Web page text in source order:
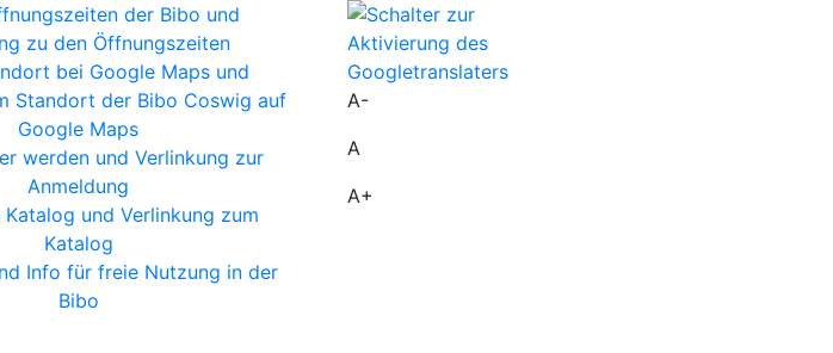
A-
A
A+